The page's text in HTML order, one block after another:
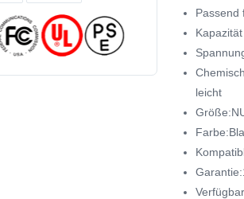
Passend
leicht